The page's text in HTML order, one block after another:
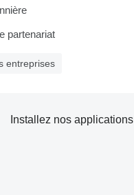
partenariat
entreprises
Installez nos applications